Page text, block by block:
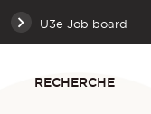
U3e Job board
RECHERCHE